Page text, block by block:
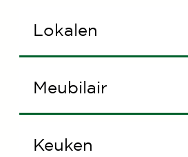
Lokalen
1 groot lokaal binnen
Grote luifel
Meubilair
Grote tafels en banken
Keuken